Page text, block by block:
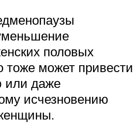
половых
тоже может привести
или даже
исчезновению